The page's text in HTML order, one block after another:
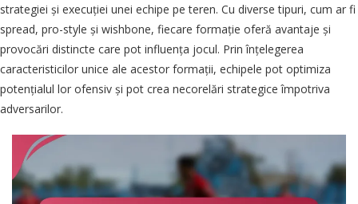
strategiei și execuției unei echipe pe teren. Cu diverse tipuri, cum ar fi
spread, pro-style și wishbone, fiecare formație oferă avantaje și
provocări distincte care pot influența jocul. Prin înțelegerea
caracteristicilor unice ale acestor formații, echipele pot optimiza
potențialul lor ofensiv și pot crea necorelări strategice împotriva
adversarilor.